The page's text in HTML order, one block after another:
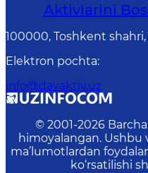
Aktivlarini
100000, Toshkent
Elektron pochta:
info@davaktiv.uz
© 2001-2026
himoyalangan. Ushbu
ma’lumotlardan
ko‘rsatilishi